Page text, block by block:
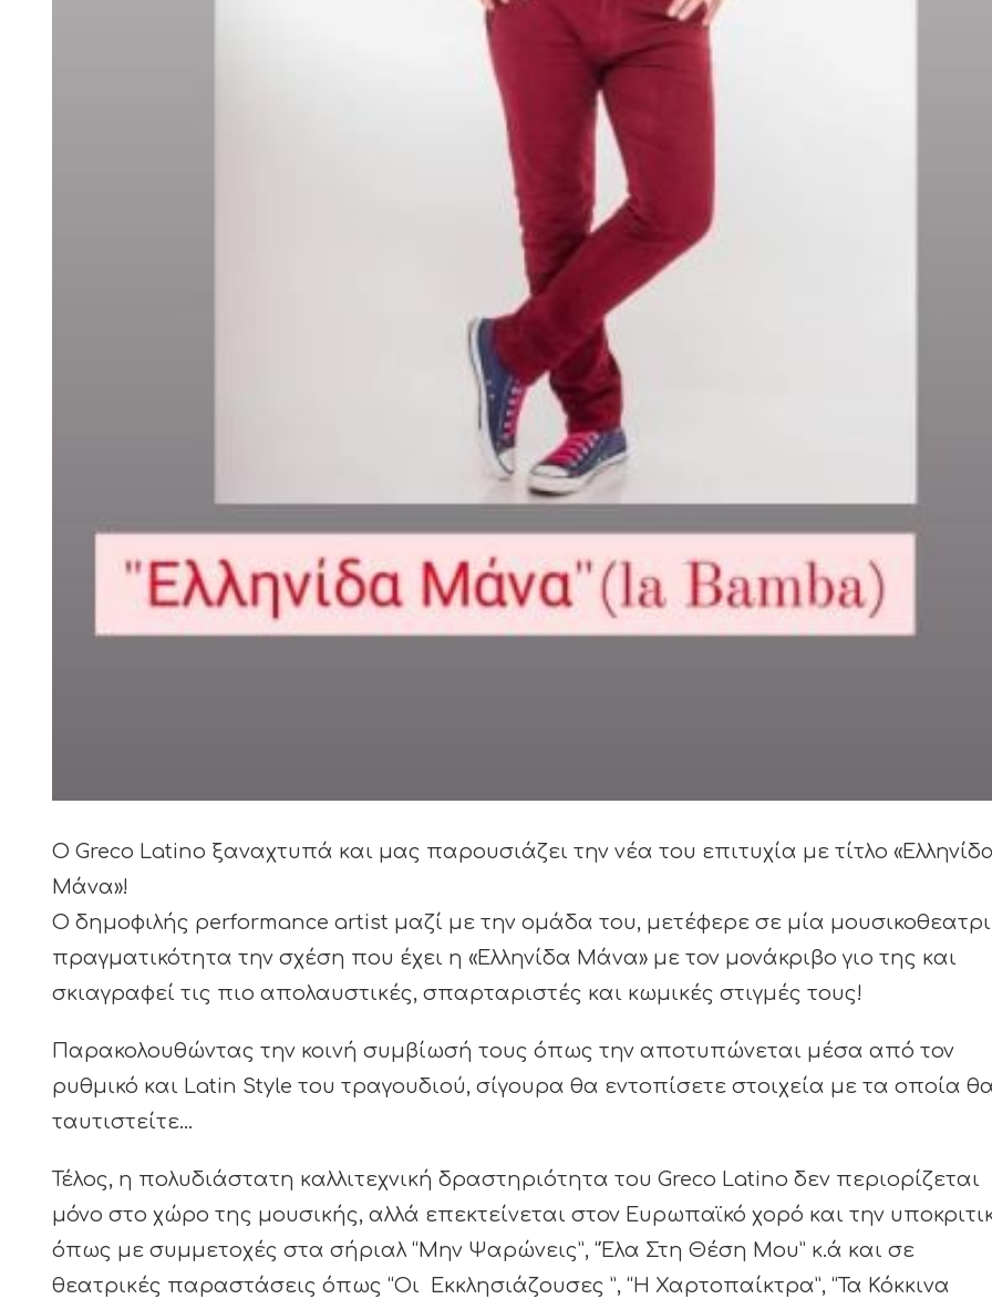
O Greco Latino ξαναχτυπά και μας παρουσιάζει την νέα του επιτυχία με τίτλο
Μάνα»!
Ο δημοφιλής performance artist μαζί με την ομάδα του, μετέφερε σε μία
πραγματικότητα την σχέση που έχει η «Ελληνίδα Μάνα» με τον μονάκριβο γιο της και
σκιαγραφεί τις πιο απολαυστικές, σπαρταριστές και κωμικές στιγμές τους!
Παρακολουθώντας την κοινή συμβίωσή τους όπως την αποτυπώνεται μέσα από τον
ρυθμικό και Latin Style του τραγουδιού, σίγουρα θα εντοπίσετε στοιχεία με τα οποία
ταυτιστείτε…
Τέλος, η πολυδιάστατη καλλιτεχνική δραστηριότητα του Greco Latino δεν περιορίζεται
μόνο στο χώρο της μουσικής, αλλά επεκτείνεται στον Ευρωπαϊκό χορό και την
όπως με συμμετοχές στα σήριαλ “Μην Ψαρώνεις”, “Έλα Στη Θέση Μου” κ.ά και σε
θεατρικές παραστάσεις όπως “Οι Εκκλησιάζουσες ”, “Η Χαρτοπαίκτρα”, “Τα Κόκκινα